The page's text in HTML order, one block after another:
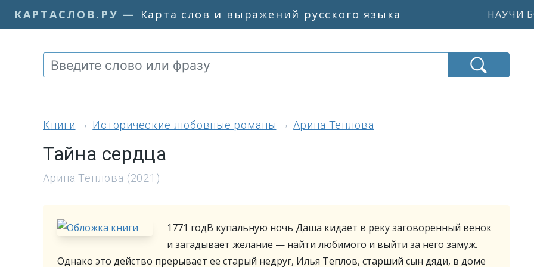
КАРТАСЛОВ.РУ — Карта слов и выражений русского языка НАУЧИ
книги Исторические любовные романы Арина Теплова
Тайна сердца
Арина Теплова (2021)
1771 годВ купальную ночь Даша кидает в реку заговоренный венок
и загадывает желание — найти любимого и выйти за него замуж.
Однако это действо прерывает ее старый недруг, Илья Теплов, старший сын дяди, в доме